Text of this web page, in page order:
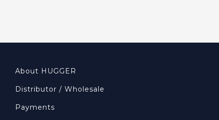
About HUGGER
Distributor / Wholesale
Payments